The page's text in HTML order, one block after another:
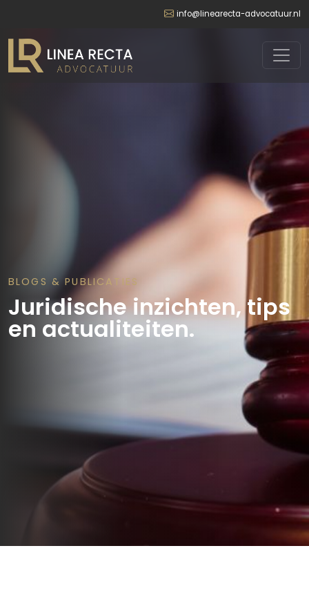
info@linearecta-advocatuur.nl
BLOGS & PUBLICATIES
Juridische inzichten, tips
en actualiteiten.